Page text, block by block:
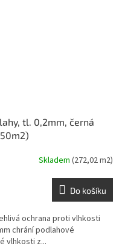
tl. 0,2mm, černá
Skladem (272,02 m2)
Do košíku
ochrana proti vlhkosti
chrání podlahové
vlhkosti z...